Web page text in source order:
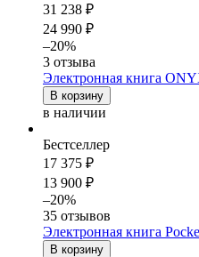
31 238 ₽
24 990 ₽
–20%
3 отзыва
Электронная книга
В корзину
в наличии
Бестселлер
17 375 ₽
13 900 ₽
–20%
35 отзывов
Электронная книга
В корзину